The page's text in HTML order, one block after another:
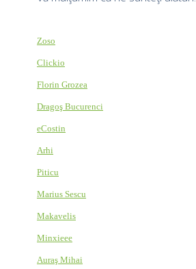
Zoso
Clickio
Florin Grozea
Dragoş Bucurenci
eCostin
Arhi
Piticu
Marius Sescu
Makavelis
Minxieee
Auraş Mihai